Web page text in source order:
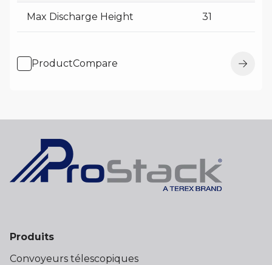
Max Discharge Height 31
ProductCompare
Produits
Convoyeurs télescopiques